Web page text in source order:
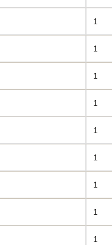
1
1
1
1
1
1
1
1
1